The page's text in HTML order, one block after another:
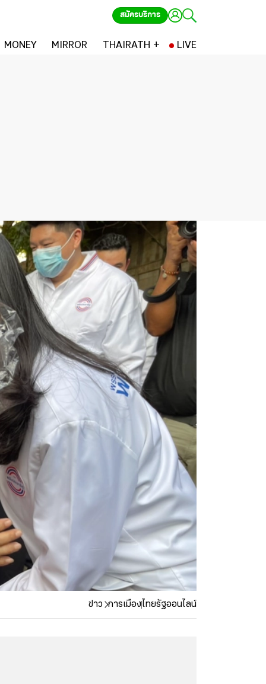
สมัครบริการ
MONEY MIRROR THAIRATH + LIVE
ข่าว การเมืองไทยรัฐออนไลน์